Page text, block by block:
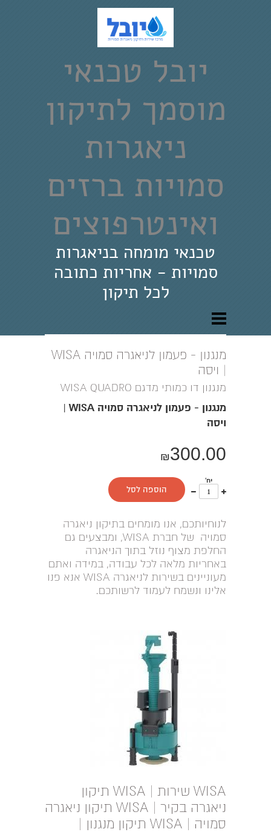
יובל טכנאי
מוסמך לתיקון
ניאגרות
סמויות ברזים
ואינטרפוצים
טכנאי מומחה בניאגרות
סמויות - אחריות כתובה
לכל תיקון
מנגנון - פעמון לניאגרה סמויה WISA
| ויסה
מנגנון דו כמותי מדגם WISA QUADRO
מנגנון - פעמון לניאגרה סמויה WISA |
ויסה
₪300.00
יח'
עוד
פחות
אחד
הוספה לסל
לנוחיותכם, אנו מומחים בתיקון ניאגרה
סמויה של חברת WISA, ומבצעים גם
החלפת מצוף נוזל בתוך הניאגרה
באחריות מלאה לכל עבודה, במידה ואתם
מעוניינים בשירות לניאגרה WISA אנא פנו
אלינו ונשמח לעמוד לרשותכם.
WISA שירות | WISA תיקון
ניאגרה בקיר | WISA תיקון ניאגרה
סמויה | WISA תיקון מנגנון |